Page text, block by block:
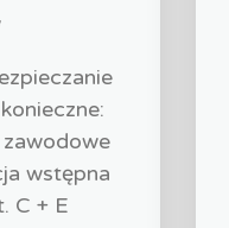
zawodowe
wstępna
C + E